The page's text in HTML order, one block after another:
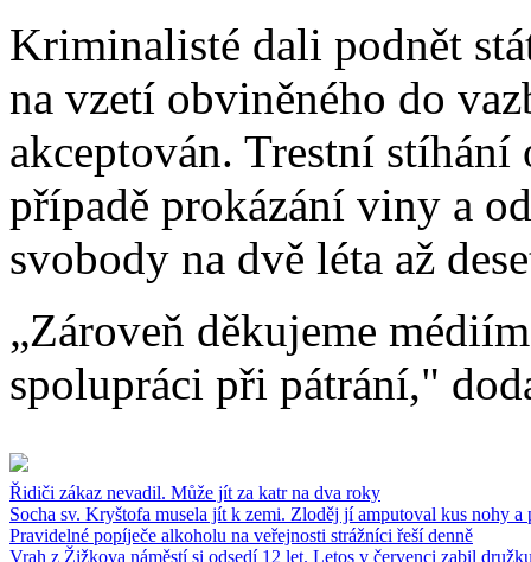
Kriminalisté dali podnět
na vzetí obviněného do
akceptován. Trestní
případě prokázání viny a
svobody na dvě léta až
„Zároveň děkujeme
spolupráci při pátrání,"
Řidiči zákaz nevadil. Může jít za katr na dva roky
Socha sv. Kryštofa musela jít k zemi. Zloděj jí amputoval kus nohy a
Pravidelné popíječe alkoholu na veřejnosti strážníci řeší denně
Vrah z Žižkova náměstí si odsedí 12 let. Letos v červenci zabil